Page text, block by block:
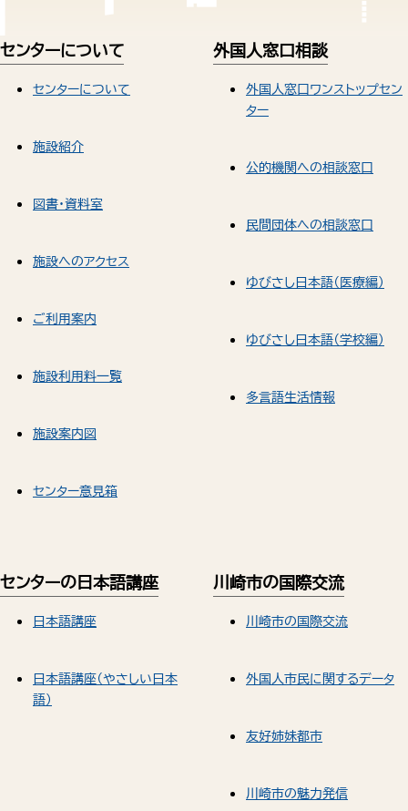
センターについて
センターについて
施設紹介
図書・資料室
施設へのアクセス
ご利用案内
施設利用料一覧
施設案内図
センター意見箱
外国人窓口相談
外国人窓口ワンストップセン
ター
公的機関への相談窓口
民間団体への相談窓口
ゆびさし日本語（医療編）
ゆびさし日本語（学校編）
多言語生活情報
センターの日本語講座
日本語講座
日本語講座（やさしい日本
語）
川崎市の国際交流
川崎市の国際交流
外国人市民に関するデータ
友好姉妹都市
川崎市の魅力発信